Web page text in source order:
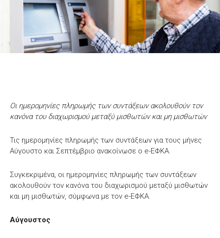
Οι ημερομηνίες πληρωμής των συντάξεων ακολουθούν τον
κανόνα του διαχωρισμού μεταξύ μισθωτών και μη μισθωτών
Τις ημερομηνίες πληρωμής των συντάξεων για τους μήνες
Αύγουστο και Σεπτέμβριο ανακοίνωσε ο e-ΕΦΚΑ.
Συγκεκριμένα, οι ημερομηνίες πληρωμής των συντάξεων
ακολουθούν τον κανόνα του διαχωρισμού μεταξύ μισθωτών
και μη μισθωτών, σύμφωνα με τον e-ΕΦΚΑ.
Αύγουστος